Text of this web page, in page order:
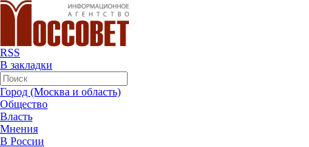
RSS
В закладки
Город (Москва и область)
Общество
Власть
Мнения
В России